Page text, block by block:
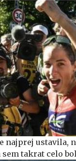
najprej ustavila,
takrat celo